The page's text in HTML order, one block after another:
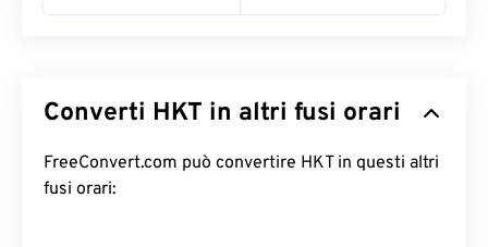
Converti HKT in altri fusi orari
FreeConvert.com può convertire HKT in questi altri
fusi orari: